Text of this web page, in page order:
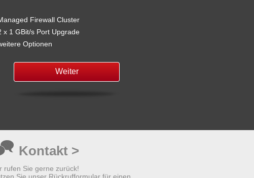
Firewall Cluster
x 1 GBit/s Port Upgrade
Optionen
Weiter
Kontakt >
rufen Sie gerne zurück!